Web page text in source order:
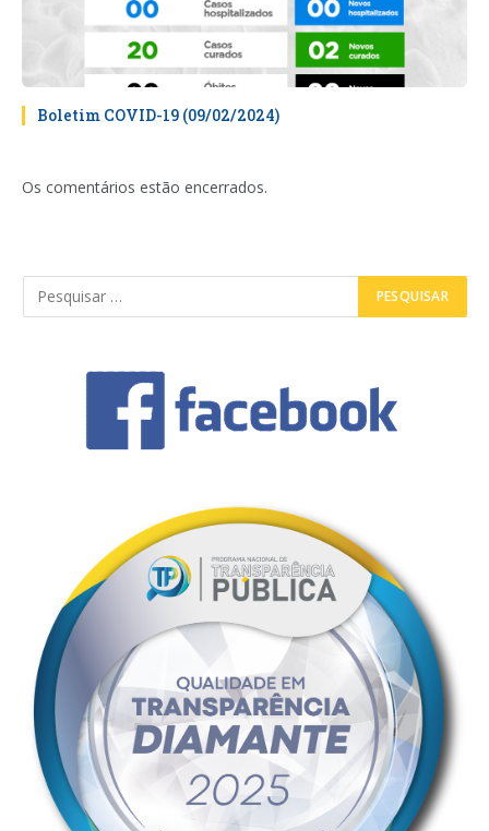
Boletim COVID-19 (09/02/2024)
Os comentários estão encerrados.